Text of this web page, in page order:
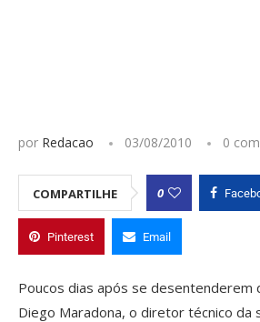
por Redacao 03/08/2010 0
COMPARTILHE 0
Pinterest Email
Poucos dias após se desentenderem
Diego Maradona, o diretor técnico da